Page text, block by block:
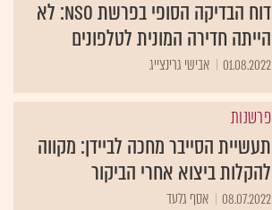
דוח הבדיקה הסופי בפרשת NSO: לא
הייתה חדירה המונית לטלפונים
01.08.2022 אבישי גרינצייג
פרשנות
תעשיית הסייבר מחכה לביידן: מקווה
להקלות ביצוא אחרי הביקור
08.07.2022 אסף גלעד